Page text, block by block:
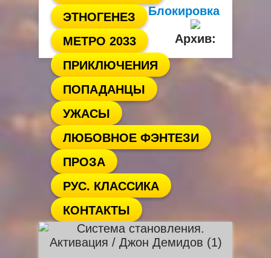
ЭТНОГЕНЕЗ
МЕТРО 2033
ПРИКЛЮЧЕНИЯ
ПОПАДАНЦЫ
УЖАСЫ
ЛЮБОВНОЕ ФЭНТЕЗИ
ПРОЗА
РУС. КЛАССИКА
КОНТАКТЫ
Блокировка
Архив: